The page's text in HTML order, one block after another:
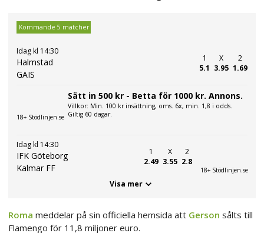
Kommande 5 matcher
Idag kl 14:30
Halmstad
GAIS
1
5.1
X
3.95
2
1.69
18+ Stödlinjen.se
Sätt in 500 kr - Betta för 1000 kr. Annons.
Villkor: Min. 100 kr insättning, oms. 6x, min. 1,8 i odds.
Giltig 60 dagar.
Idag kl 14:30
IFK Göteborg
Kalmar FF
1
2.49
X
3.55
2
2.8
18+ Stödlinjen.se
Visa mer
Roma meddelar på sin officiella hemsida att Gerson sålts till
Flamengo för 11,8 miljoner euro.